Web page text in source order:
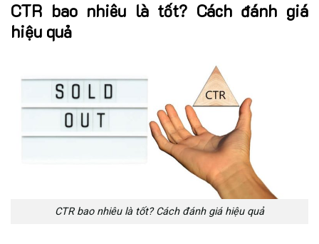
CTR bao nhiêu là tốt? Cách đánh giá
hiệu quả
CTR bao nhiêu là tốt? Cách đánh giá hiệu quả